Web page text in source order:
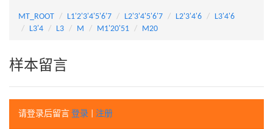
MT_ROOT L1'2'3'4'5'6'7 L2'3'4'5'6'7 L2'3'4'6
L3'4'6
L3'4
L3 M M1'20'51 M20
样本留言
请登录后留言 登录 注册